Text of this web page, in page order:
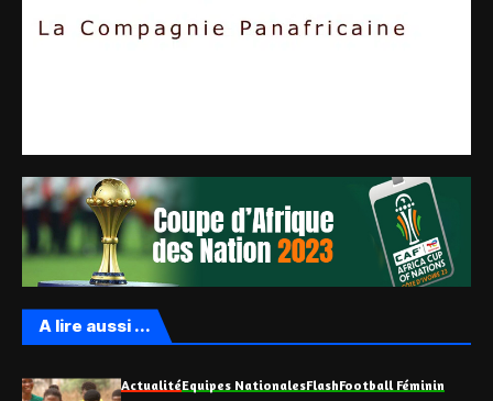
A lire aussi ...
ActualitéEquipes NationalesFlashFootball Féminin